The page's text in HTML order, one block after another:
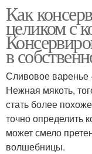
сливы
Сливы в
Сливы с
Как
целиком с
в
Сливовое варенье
Нежная мякоть,
стать более
точно определить
может смело
волшебницы.